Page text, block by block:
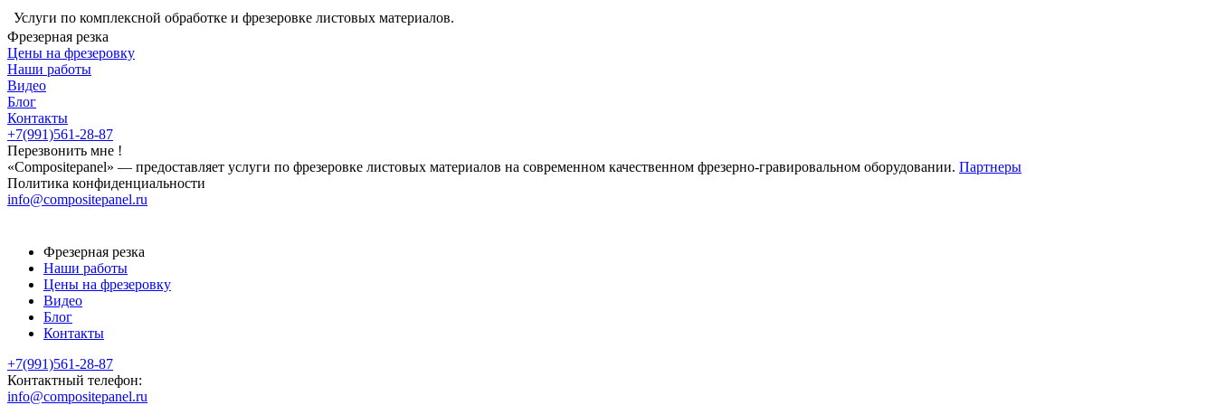
Услуги по комплексной обработке и фрезеровке листовых материалов.
Фрезерная резка
Цены на фрезеровку
Наши работы
Видео
Блог
Контакты
+7(991)561-28-87
Перезвонить мне !
«Compositepanel» ― предоставляет услуги по фрезеровке листовых материалов на современном качественном фрезерно-гравировальном оборудовании. Партнеры
Политика конфиденциальности
info@compositepanel.ru
Фрезерная резка
Наши работы
Цены на фрезеровку
Видео
Блог
Контакты
+7(991)561-28-87
Контактный телефон:
info@compositepanel.ru